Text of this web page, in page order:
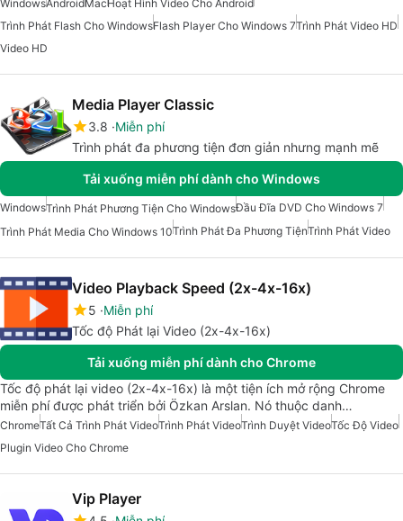
WindowsAndroid Mac Hoạt Hình Video Cho Android
Trình Phát Flash Cho WindowsFlash Player Cho Windows 7Trình Phát Video HD
Video HD
Media Player Classic
3.8 Miễn phí
Trình phát đa phương tiện đơn giản nhưng mạnh mẽ
Tải xuống miễn phí dành cho Windows
WindowsTrình Phát Phương Tiện Cho WindowsĐầu Đĩa DVD Cho Windows 7
Trình Phát Media Cho Windows 10Trình Phát Đa Phương TiệnTrình Phát Video
Video Playback Speed (2x-4x-16x)
5 Miễn phí
Tốc độ Phát lại Video (2x-4x-16x)
Tải xuống miễn phí dành cho Chrome
Tốc độ phát lại video (2x-4x-16x) là một tiện ích mở rộng Chrome
miễn phí được phát triển bởi Özkan Arslan. Nó thuộc danh…
ChromeTất Cả Trình Phát VideoTrình Phát VideoTrình Duyệt VideoTốc Độ Video
Plugin Video Cho Chrome
Vip Player